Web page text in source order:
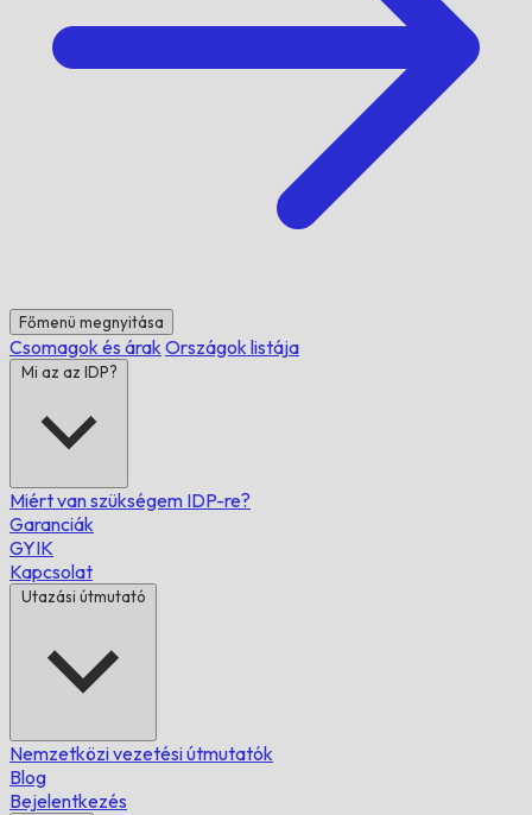
Főmenü megnyitása
Csomagok és árak Országok listája
Mi az az IDP?
Miért van szükségem IDP-re?
Garanciák
GYIK
Kapcsolat
Utazási útmutató
Nemzetközi vezetési útmutatók
Blog
Bejelentkezés